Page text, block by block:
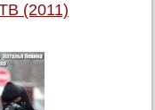
(2011)